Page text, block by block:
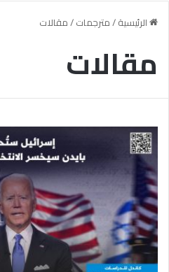
الرئيسية/مترجمات/مقالات
مقالات